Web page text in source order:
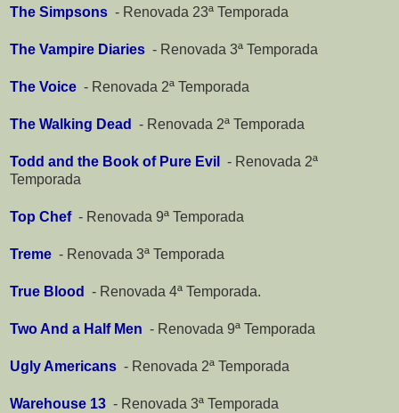
The Simpsons - Renovada 23ª Temporada
The Vampire Diaries - Renovada 3ª Temporada
The Voice - Renovada 2ª Temporada
The Walking Dead - Renovada 2ª Temporada
Todd and the Book of Pure Evil - Renovada 2ª
Temporada
Top Chef- Renovada 9ª Temporada
Treme - Renovada 3ª Temporada
True Blood - Renovada 4ª Temporada.
Two And a Half Men - Renovada 9ª Temporada
Ugly Americans - Renovada 2ª Temporada
Warehouse 13 - Renovada 3ª Temporada